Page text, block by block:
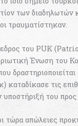
των διαδηλωτών
τραυματίστηκαν.
του PUK
Ένωση του
καταδίκασε τις
του προς
τώρα απώλειες